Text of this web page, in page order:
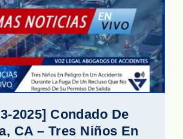
2025] Condado De
CA – Tres Niños En